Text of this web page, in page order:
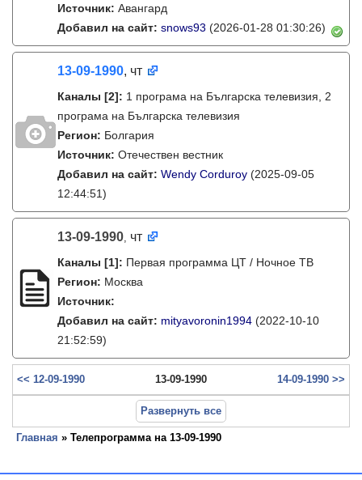
Источник: Авангард
Добавил на сайт: snows93 (2026-01-28 01:30:26)
13-09-1990, чт
Каналы [2]: 1 програма на Българска телевизия, 2
програма на Българска телевизия
Регион: Болгария
Источник: Отечествен вестник
Добавил на сайт: Wendy Corduroy (2025-09-05
12:44:51)
13-09-1990, чт
Каналы [1]: Первая программа ЦТ / Ночное ТВ
Регион: Москва
Источник:
Добавил на сайт: mityavoronin1994 (2022-10-10
21:52:59)
<< 12-09-1990 13-09-1990 14-09-1990 >>
Развернуть все
Главная » Телепрограмма на 13-09-1990